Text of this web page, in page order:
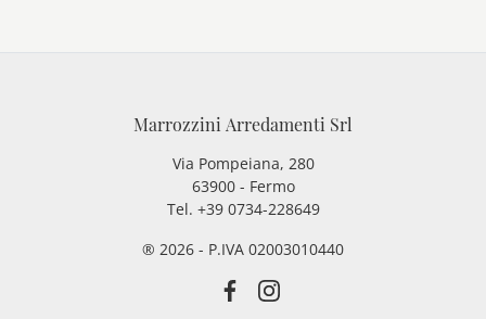
Marrozzini Arredamenti Srl
Via Pompeiana, 280
63900 - Fermo
Tel. +39 0734-228649
® 2026 - P.IVA 02003010440